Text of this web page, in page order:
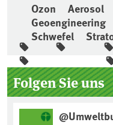
Ozon Aerosol
Geoengineering
Schwefel
Seitenleiste
Folgen Sie uns